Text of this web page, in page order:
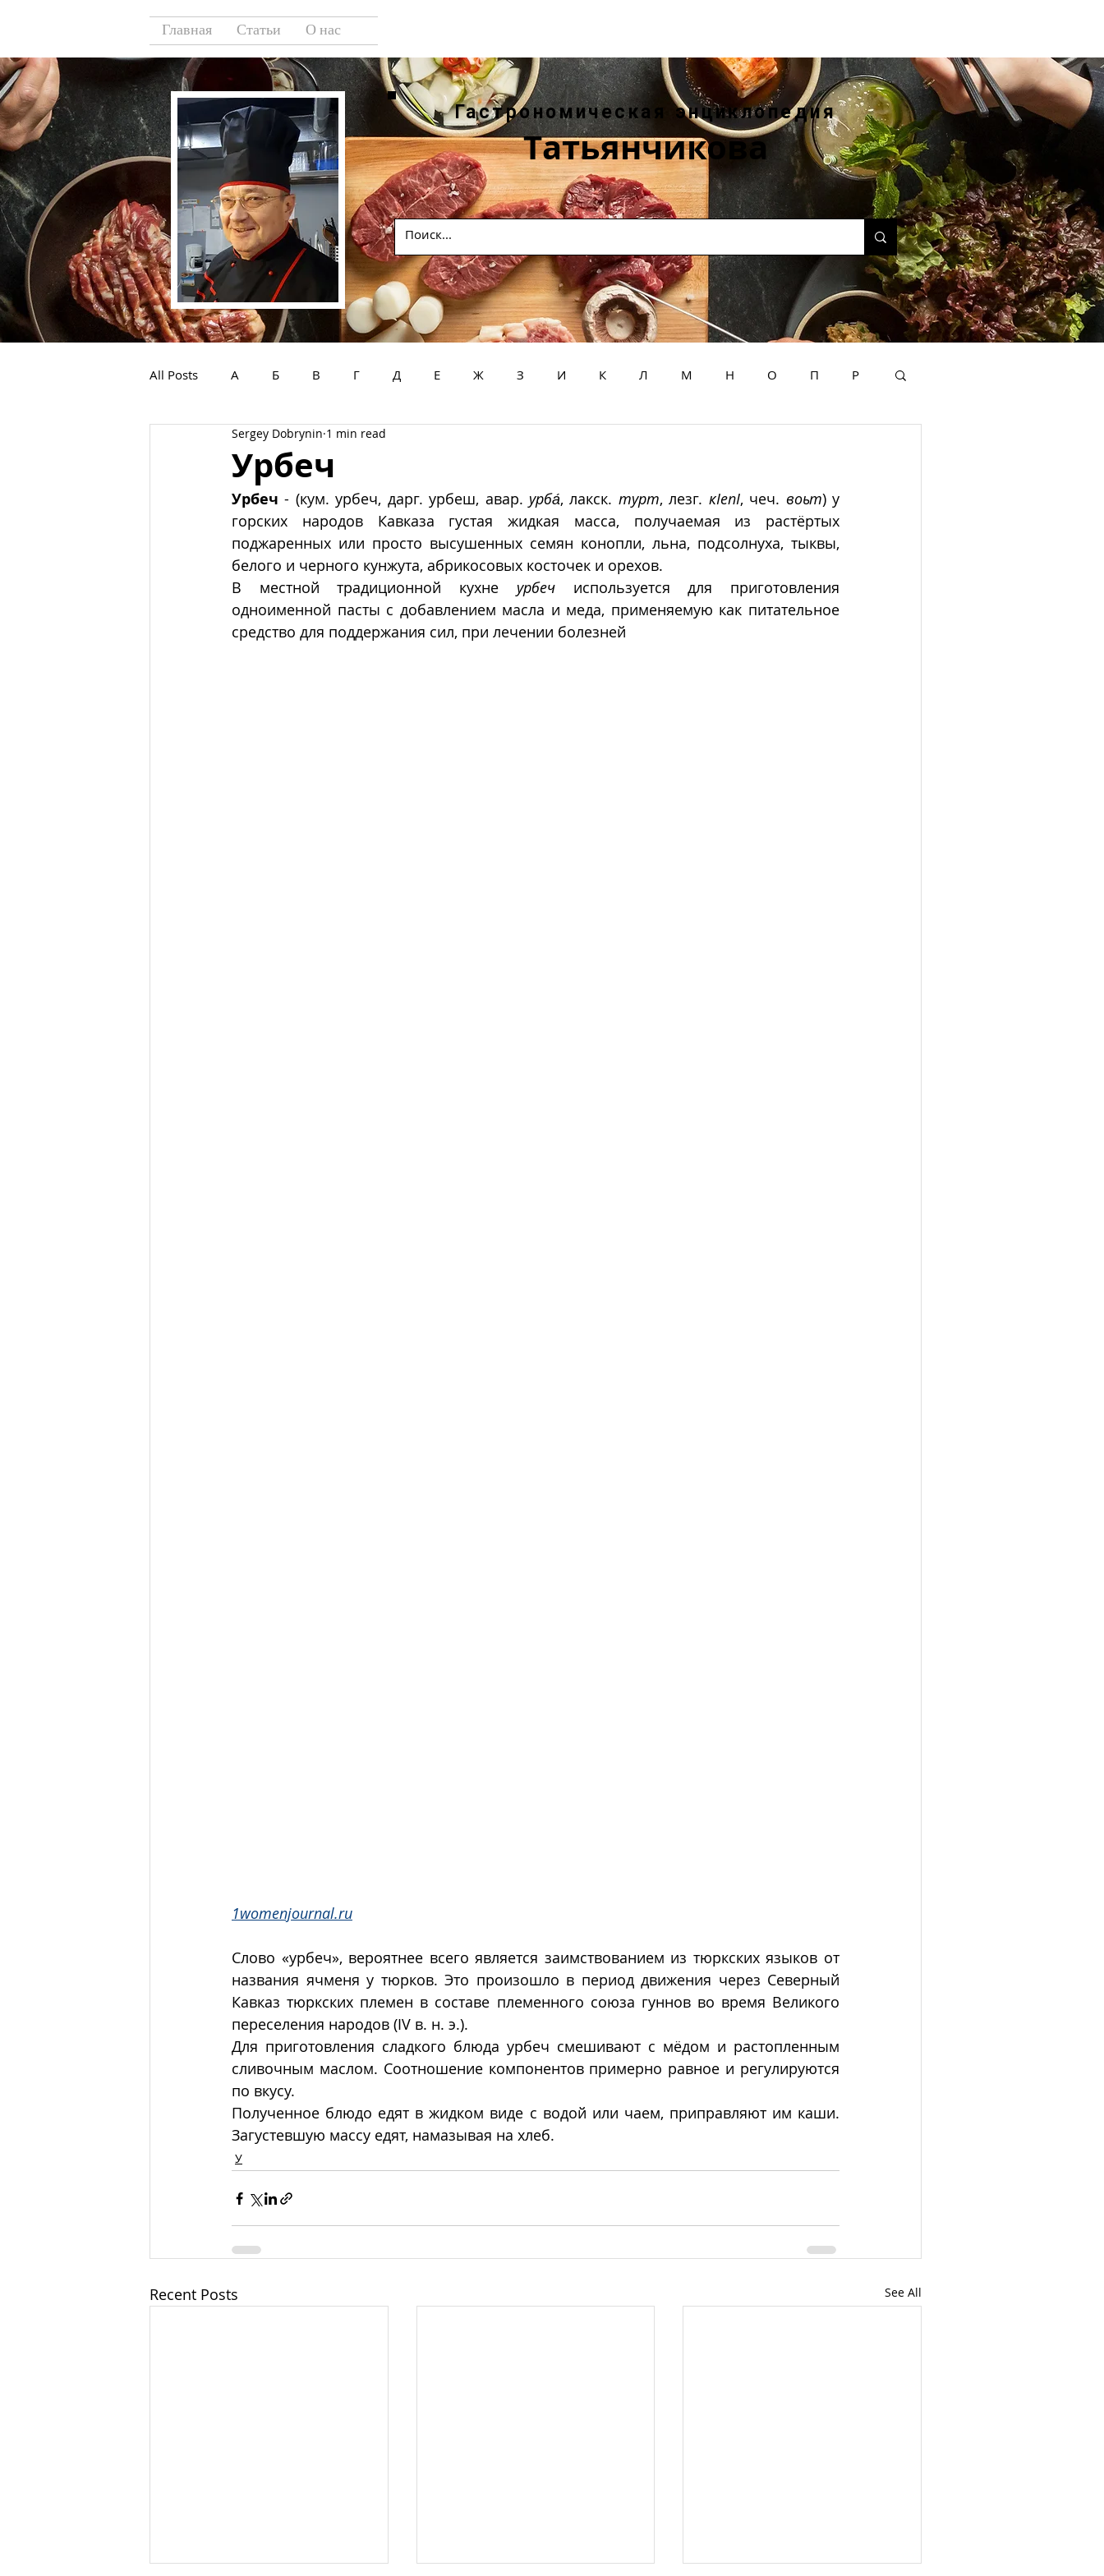
Главная Статьи О нас
Гастрономическая энциклопедия
Татьянчикова
All Posts А Б В Г Д Е Ж З И К Л М Н О П Р
У Ф Х
Урбеч
Sergey Dobrynin 1 min read
Урбеч - (кум. урбеч, дарг. урбеш, авар. урба́, лакск. турт, лезг. кӏепI, чеч. воьт) у
горских народов Кавказа густая жидкая масса, получаемая из растёртых
поджаренных или просто высушенных семян конопли, льна, подсолнуха, тыквы,
белого и черного кунжута, абрикосовых косточек и орехов.
В местной традиционной кухне урбеч используется для приготовления
одноименной пасты с добавлением масла и меда, применяемую как питательное
средство для поддержания сил, при лечении болезней
1womenjournal.ru
Слово «урбеч», вероятнее всего является заимствованием из тюркских языков от
названия ячменя у тюрков. Это произошло в период движения через Северный
Кавказ тюркских племен в составе племенного союза гуннов во время Великого
переселения народов (IV в. н. э.).
Для приготовления сладкого блюда урбеч смешивают с мёдом и растопленным
сливочным маслом. Соотношение компонентов примерно равное и регулируются
по вкусу.
Полученное блюдо едят в жидком виде с водой или чаем, приправляют им каши.
Загустевшую массу едят, намазывая на хлеб.
У
Recent Posts See All